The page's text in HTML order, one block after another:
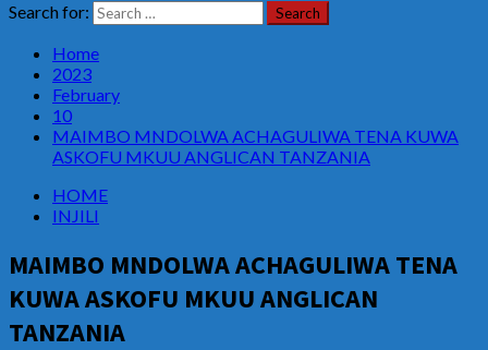
Search for:
Home
2023
February
10
MAIMBO MNDOLWA ACHAGULIWA TENA KUWA
ASKOFU MKUU ANGLICAN TANZANIA
HOME
INJILI
MAIMBO MNDOLWA ACHAGULIWA TENA
KUWA ASKOFU MKUU ANGLICAN
TANZANIA